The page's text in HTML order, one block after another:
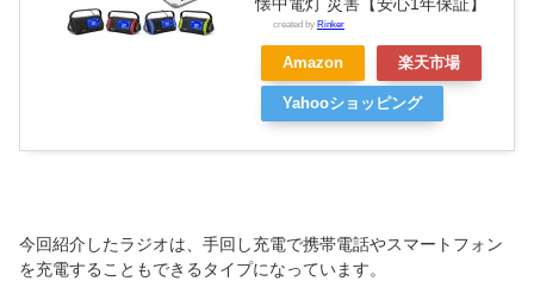
created by Rinker
Amazon 楽天市場
Yahooショッピング
今回紹介したラジオは、手回し充電で携帯電話やスマートフォン
を充電することもできるタイプになっています。